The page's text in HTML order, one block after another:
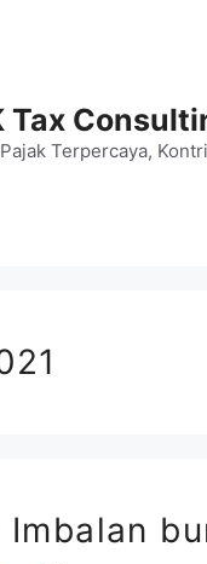
Tax
Terpercaya,
Imbalan